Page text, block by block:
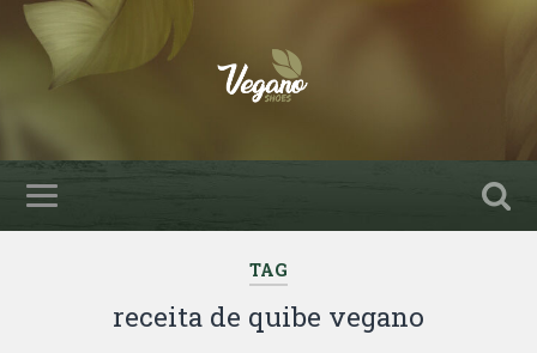
TAG
receita de quibe vegano